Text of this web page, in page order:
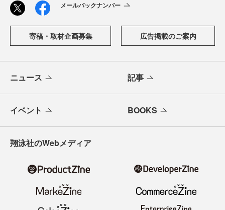
メールバックナンバー
寄稿・取材企画募集 広告掲載のご案内
ニュース 記事
イベント BOOKS
翔泳社のWebメディア